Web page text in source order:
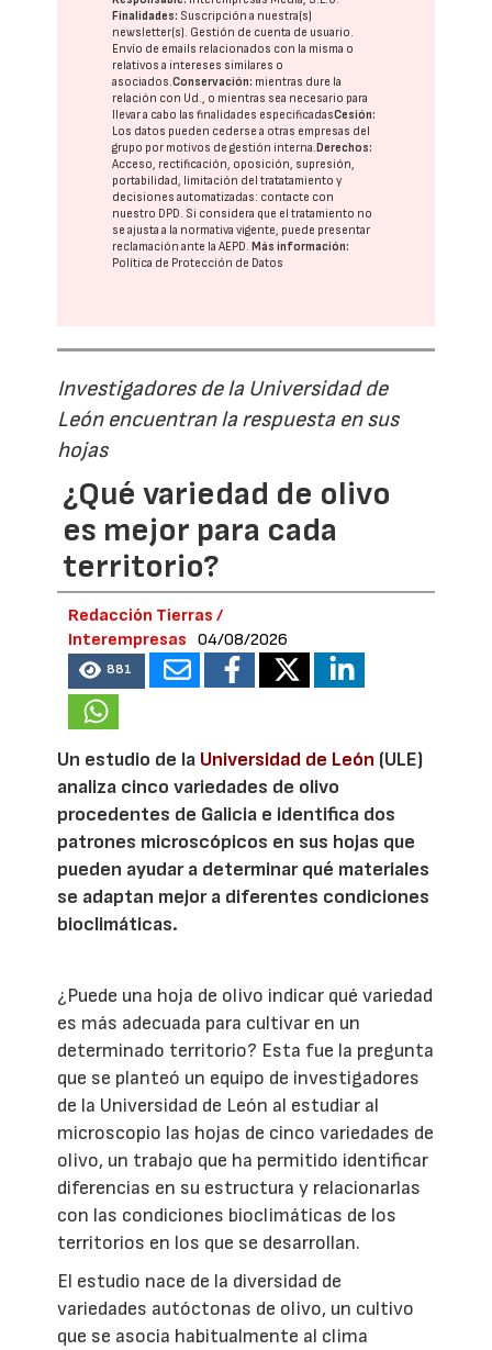
Finalidades: Suscripción a nuestra(s)
newsletter(s). Gestión de cuenta de usuario.
Envío de emails relacionados con la misma o
relativos a intereses similares o
asociados.Conservación: mientras dure la
relación con Ud., o mientras sea necesario para
llevar a cabo las finalidades especificadasCesión:
Los datos pueden cederse a otras empresas del
grupo por motivos de gestión interna. Derechos:
Acceso, rectificación, oposición, supresión,
portabilidad, limitación del tratatamiento y
decisiones automatizadas: contacte con
nuestro DPD. Si considera que el tratamiento no
se ajusta a la normativa vigente, puede presentar
reclamación ante laAEPD. Más información:
Política de Protección de Datos
Investigadores de la Universidad de
León encuentran la respuesta en sus
hojas
¿Qué variedad de olivo
es mejor para cada
territorio?
Redacción Tierras /
Interempresas
04/08/2026
881
Un estudio de la Universidad de León (ULE)
analiza cinco variedades de olivo
procedentes de Galicia e identifica dos
patrones microscópicos en sus hojas que
pueden ayudar a determinar qué materiales
se adaptan mejor a diferentes condiciones
bioclimáticas.
¿Puede una hoja de olivo indicar qué variedad
es más adecuada para cultivar en un
determinado territorio? Esta fue la pregunta
que se planteó un equipo de investigadores
de la Universidad de León al estudiar al
microscopio las hojas de cinco variedades de
olivo, un trabajo que ha permitido identificar
diferencias en su estructura y relacionarlas
con las condiciones bioclimáticas de los
territorios en los que se desarrollan.
El estudio nace de la diversidad de
variedades autóctonas de olivo, un cultivo
que se asocia habitualmente al clima